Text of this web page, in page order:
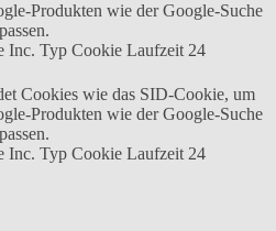
Produkten wie der Google-Suche
Inc. Typ Cookie Laufzeit 24
Cookies wie das SID-Cookie, um
Produkten wie der Google-Suche
Inc. Typ Cookie Laufzeit 24